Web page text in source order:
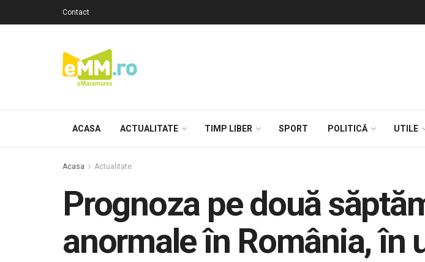
Contact
ACASA ACTUALITATE TIMP LIBER SPORT POLITICĂ UTILE
Acasa Actualitate
Prognoza pe două
anormale în România, în